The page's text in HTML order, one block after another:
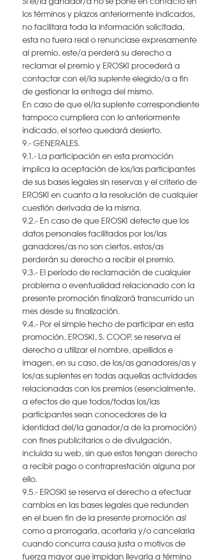
los términos y plazos anteriormente indicados,
no facilitara toda la información solicitada,
esta no fuera real o renunciase expresamente
al premio, este/a perderá su derecho a
reclamar el premio y EROSKI procederá a
contactar con el/la suplente elegido/a a fin
de gestionar la entrega del mismo.
En caso de que el/la suplente correspondiente
tampoco cumpliera con lo anteriormente
indicado, el sorteo quedará desierto.
9.- GENERALES.
9.1.- La participación en esta promoción
implica la aceptación de los/las participantes
de sus bases legales sin reservas y el criterio de
EROSKI en cuanto a la resolución de cualquier
cuestión derivada de la misma.
9.2.- En caso de que EROSKI detecte que los
datos personales facilitados por los/las
ganadores/as no son ciertos, estos/as
perderán su derecho a recibir el premio.
9.3.- El período de reclamación de cualquier
problema o eventualidad relacionado con la
presente promoción finalizará transcurrido un
mes desde su finalización.
9.4.- Por el simple hecho de participar en esta
promoción, EROSKI, S. COOP. se reserva el
derecho a utilizar el nombre, apellidos e
imagen, en su caso, de los/as ganadores/as y
los/as suplentes en todas aquellas actividades
relacionadas con los premios (esencialmente,
a efectos de que todos/todas los/las
participantes sean conocedores de la
identidad del/la ganador/a de la promoción)
con fines publicitarios o de divulgación,
incluida su web, sin que estos tengan derecho
a recibir pago o contraprestación alguna por
ello.
9.5.- EROSKI se reserva el derecho a efectuar
cambios en las bases legales que redunden
en el buen fin de la presente promoción así
como a prorrogarla, acortarla y/o cancelarla
cuando concurra causa justa o motivos de
fuerza mayor que impidan llevarla a término